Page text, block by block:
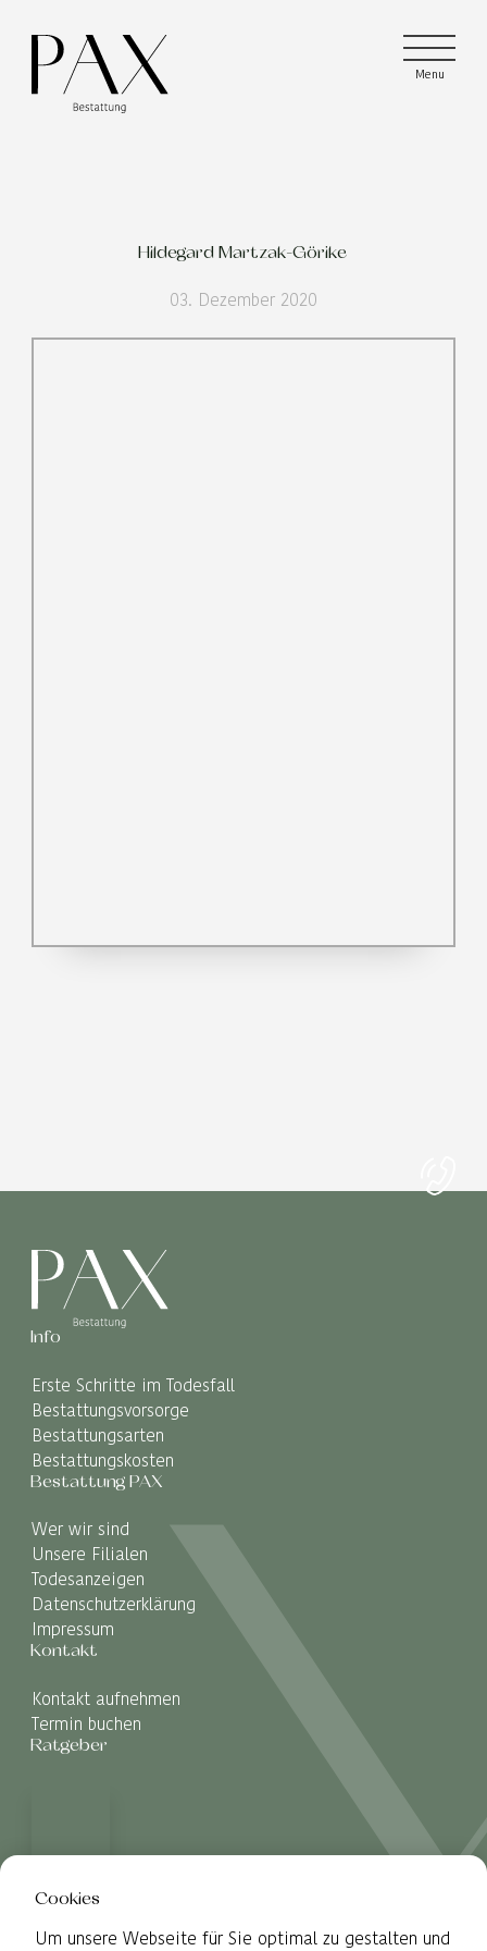
Menu
Menu
Menu
Hildegard Martzak-Görike
03. Dezember 2020
Info
Erste Schritte im Todesfall
Bestattungsvorsorge
Bestattungsarten
Bestattungskosten
Bestattung PAX
Wer wir sind
Unsere Filialen
Todesanzeigen
Datenschutzerklärung
Impressum
Kontakt
Kontakt aufnehmen
Termin buchen
Ratgeber
Cookies
Um unsere Webseite für Sie optimal zu gestalten und